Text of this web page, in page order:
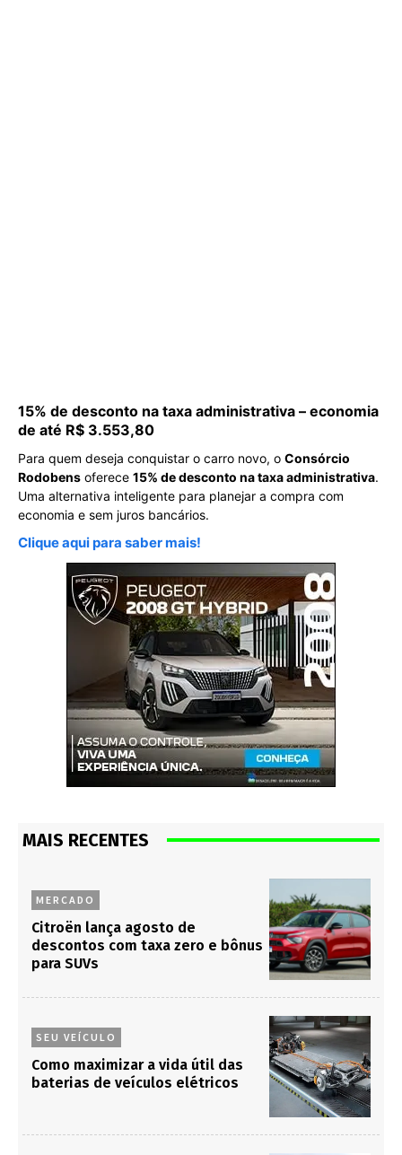
15% de desconto na taxa administrativa – economia
de até R$ 3.553,80
Para quem deseja conquistar o carro novo, o Consórcio
Rodobens oferece 15% de desconto na taxa administrativa.
Uma alternativa inteligente para planejar a compra com
economia e sem juros bancários.
Clique aqui para saber mais!
MAIS RECENTES
MERCADO
Citroën lança agosto de
descontos com taxa zero e bônus
para SUVs
SEU VEÍCULO
Como maximizar a vida útil das
baterias de veículos elétricos